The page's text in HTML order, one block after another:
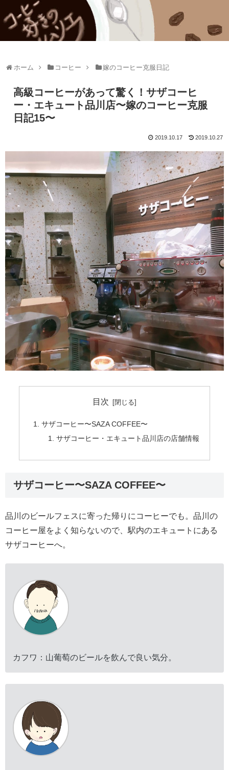
ホーム コーヒー 嫁のコーヒー克服日記
高級コーヒーがあって驚く！サザコーヒ
ー・エキュート品川店〜嫁のコーヒー克服
日記15〜
2019.10.17 2019.10.27
目次
サザコーヒー〜SAZA COFFEE〜
サザコーヒー・エキュート品川店の店舗情報
サザコーヒー〜SAZA COFFEE〜
品川のビールフェスに寄った帰りにコーヒーでも。品川の
コーヒー屋をよく知らないので、駅内のエキュートにある
サザコーヒーへ。
カフワ：山葡萄のビールを飲んで良い気分。